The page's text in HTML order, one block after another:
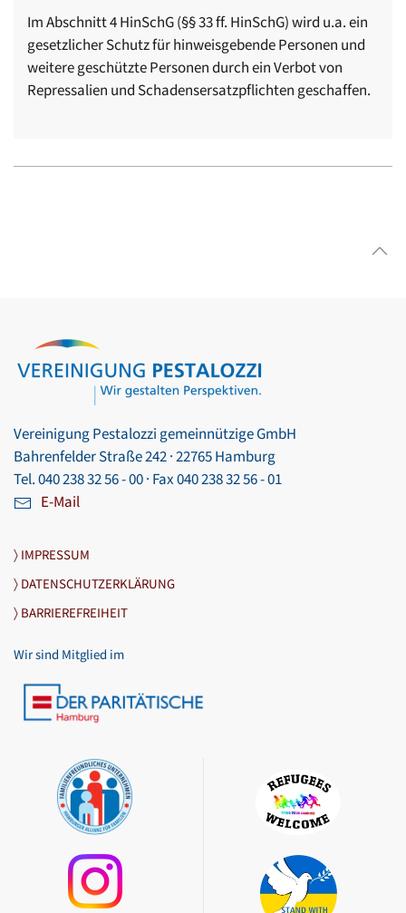
Im Abschnitt 4 HinSchG (§§ 33 ff. HinSchG) wird u.a. ein
gesetzlicher Schutz für hinweisgebende Personen und
weitere geschützte Personen durch ein Verbot von
Repressalien und Schadensersatzpflichten geschaffen.
Vereinigung Pestalozzi gemeinnützige GmbH
Bahrenfelder Straße 242 · 22765 Hamburg
Tel. 040 238 32 56 - 00 · Fax 040 238 32 56 - 01
E-Mail
〉 IMPRESSUM
〉 DATENSCHUTZERKLÄRUNG
〉 BARRIEREFREIHEIT
Wir sind Mitglied im